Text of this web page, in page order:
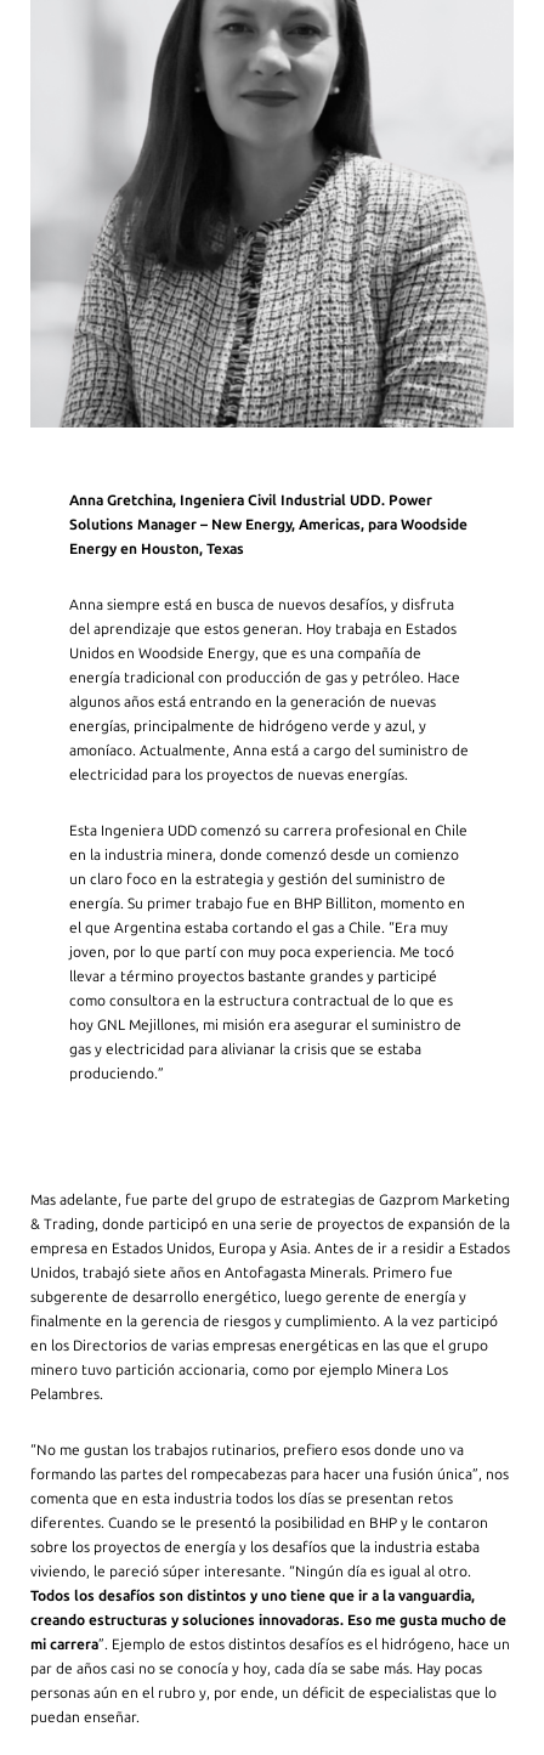
Anna Gretchina, Ingeniera Civil Industrial UDD. Power
Solutions Manager – New Energy, Americas, para Woodside
Energy en Houston, Texas
Anna siempre está en busca de nuevos desafíos, y disfruta
del aprendizaje que estos generan. Hoy trabaja en Estados
Unidos en Woodside Energy, que es una compañía de
energía tradicional con producción de gas y petróleo. Hace
algunos años está entrando en la generación de nuevas
energías, principalmente de hidrógeno verde y azul, y
amoníaco. Actualmente, Anna está a cargo del suministro de
electricidad para los proyectos de nuevas energías.
Esta Ingeniera UDD comenzó su carrera profesional en Chile
en la industria minera, donde comenzó desde un comienzo
un claro foco en la estrategia y gestión del suministro de
energía. Su primer trabajo fue en BHP Billiton, momento en
el que Argentina estaba cortando el gas a Chile. “Era muy
joven, por lo que partí con muy poca experiencia. Me tocó
llevar a término proyectos bastante grandes y participé
como consultora en la estructura contractual de lo que es
hoy GNL Mejillones, mi misión era asegurar el suministro de
gas y electricidad para alivianar la crisis que se estaba
produciendo.”
Mas adelante, fue parte del grupo de estrategias de Gazprom Marketing
& Trading, donde participó en una serie de proyectos de expansión de la
empresa en Estados Unidos, Europa y Asia. Antes de ir a residir a Estados
Unidos, trabajó siete años en Antofagasta Minerals. Primero fue
subgerente de desarrollo energético, luego gerente de energía y
finalmente en la gerencia de riesgos y cumplimiento. A la vez participó
en los Directorios de varias empresas energéticas en las que el grupo
minero tuvo partición accionaria, como por ejemplo Minera Los
Pelambres.
“No me gustan los trabajos rutinarios, prefiero esos donde uno va
formando las partes del rompecabezas para hacer una fusión única”, nos
comenta que en esta industria todos los días se presentan retos
diferentes. Cuando se le presentó la posibilidad en BHP y le contaron
sobre los proyectos de energía y los desafíos que la industria estaba
viviendo, le pareció súper interesante. “Ningún día es igual al otro.
Todos los desafíos son distintos y uno tiene que ir a la vanguardia,
creando estructuras y soluciones innovadoras. Eso me gusta mucho de
mi carrera”. Ejemplo de estos distintos desafíos es el hidrógeno, hace un
par de años casi no se conocía y hoy, cada día se sabe más. Hay pocas
personas aún en el rubro y, por ende, un déficit de especialistas que lo
puedan enseñar.